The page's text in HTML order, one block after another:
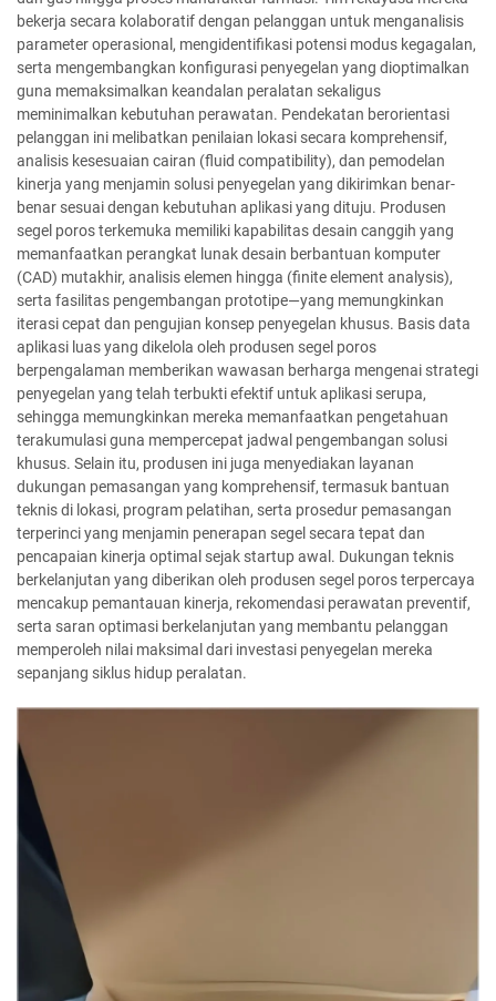
bekerja secara kolaboratif dengan pelanggan untuk menganalisis
parameter operasional, mengidentifikasi potensi modus kegagalan,
serta mengembangkan konfigurasi penyegelan yang dioptimalkan
guna memaksimalkan keandalan peralatan sekaligus
meminimalkan kebutuhan perawatan. Pendekatan berorientasi
pelanggan ini melibatkan penilaian lokasi secara komprehensif,
analisis kesesuaian cairan (fluid compatibility), dan pemodelan
kinerja yang menjamin solusi penyegelan yang dikirimkan benar-
benar sesuai dengan kebutuhan aplikasi yang dituju. Produsen
segel poros terkemuka memiliki kapabilitas desain canggih yang
memanfaatkan perangkat lunak desain berbantuan komputer
(CAD) mutakhir, analisis elemen hingga (finite element analysis),
serta fasilitas pengembangan prototipe—yang memungkinkan
iterasi cepat dan pengujian konsep penyegelan khusus. Basis data
aplikasi luas yang dikelola oleh produsen segel poros
berpengalaman memberikan wawasan berharga mengenai strategi
penyegelan yang telah terbukti efektif untuk aplikasi serupa,
sehingga memungkinkan mereka memanfaatkan pengetahuan
terakumulasi guna mempercepat jadwal pengembangan solusi
khusus. Selain itu, produsen ini juga menyediakan layanan
dukungan pemasangan yang komprehensif, termasuk bantuan
teknis di lokasi, program pelatihan, serta prosedur pemasangan
terperinci yang menjamin penerapan segel secara tepat dan
pencapaian kinerja optimal sejak startup awal. Dukungan teknis
berkelanjutan yang diberikan oleh produsen segel poros terpercaya
mencakup pemantauan kinerja, rekomendasi perawatan preventif,
serta saran optimasi berkelanjutan yang membantu pelanggan
memperoleh nilai maksimal dari investasi penyegelan mereka
sepanjang siklus hidup peralatan.